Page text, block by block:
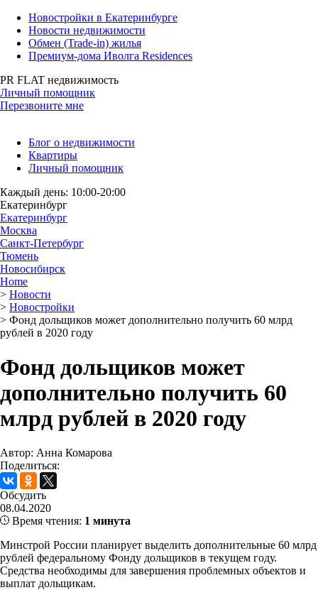
Новостройки в Екатеринбурге
Новости недвижимости
Обмен (Trade-in) жилья
Премиум-дома Иволга Residences
PR FLAT недвижимость
Личный помощник
Перезвоните мне
Блог о недвижимости
Квартиры
Личный помощник
Каждый день: 10:00-20:00
Екатеринбург
Екатеринбург
Москва
Санкт-Петербург
Тюмень
Новосибирск
Home
> Новости
> Новостройки
> Фонд дольщиков может дополнительно получить 60 млрд
рублей в 2020 году
Фонд дольщиков может
дополнительно получить 60
млрд рублей в 2020 году
Автор: Анна Комарова
Поделиться:
Обсудить
08.04.2020
Время чтения: 1 минута
Минстрой России планирует выделить дополнительные 60 млрд
рублей федеральному Фонду дольщиков в текущем году.
Средства необходимы для завершения проблемных объектов и
выплат дольщикам.